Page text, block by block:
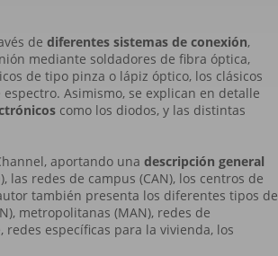
de diferentes sistemas de conexión,
mediante soldadores de fibra óptica,
de tipo pinza o lápiz óptico, los clásicos
Asimismo, se explican en detalle
como los diodos, y las distintas
aportando una descripción general
las redes de campus (CAN), los centros de
también presenta los diferentes tipos de
metropolitanas (MAN), redes de
específicas para la vivienda, los